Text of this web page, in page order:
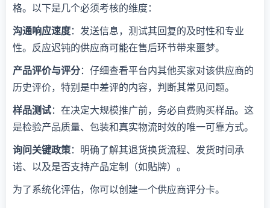
格。以下是几个必须考核的维度：
沟通响应速度：发送信息，测试其回复的及时性和专业
性。反应迟钝的供应商可能在售后环节带来噩梦。
产品评价与评分：仔细查看平台内其他买家对该供应商的
历史评价，特别是中差评的内容，判断其常见问题。
样品测试：在决定大规模推广前，务必自费购买样品。这
是检验产品质量、包装和真实物流时效的唯一可靠方式。
询问关键政策：明确了解其退货换货流程、发货时间承
诺、以及是否支持产品定制（如贴牌）。
为了系统化评估，你可以创建一个供应商评分卡。